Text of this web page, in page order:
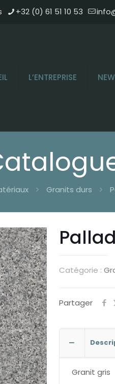
+32 (0) 61 51 10 53
L’ENTREPRISE
Granits durs
Catégorie :
Partager
Granit gris